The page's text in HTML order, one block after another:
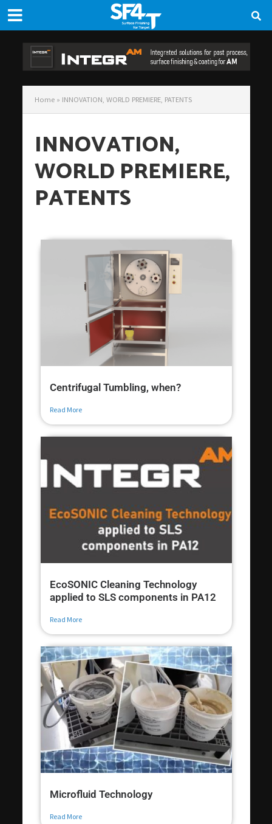
Home» INNOVATION, WORLD PREMIERE, PATENTS
INNOVATION,
WORLD PREMIERE,
PATENTS
Centrifugal Tumbling, when?
Read More
EcoSONIC Cleaning Technology
applied to SLS components in PA12
Read More
Microfluid Technology
Read More